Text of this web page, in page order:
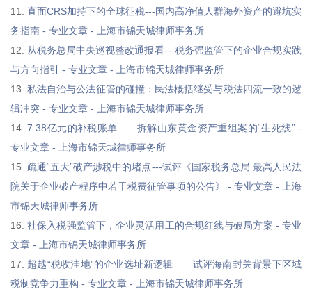
11. 直面CRS加持下的全球征税---国内高净值人群海外资产的避坑实
务指南 - 专业文章 - 上海市锦天城律师事务所
12.
从税务总局中央巡视整改通报看---税务强监管下的企业合规实践
与方向指引 - 专业文章 - 上海市锦天城律师事务所
13. 私法自治与公法征管的碰撞：民法概括继受与税法四流一致的逻
辑冲突 - 专业文章 - 上海市锦天城律师事务所
14.7.38亿元的补税账单——拆解山东黄金资产重组案的“生死线” -
专业文章 - 上海市锦天城律师事务所
15. 疏通“五大”破产涉税中的堵点---试评《国家税务总局 最高人民法
院关于企业破产程序中若干税费征管事项的公告》 - 专业文章 - 上海
市锦天城律师事务所
16.社保入税强监管下，企业灵活用工的合规红线与破局方案 - 专业
文章 - 上海市锦天城律师事务所
17.
超越“税收洼地”的企业选址新逻辑——试评海南封关背景下区域
税制竞争力重构 - 专业文章 - 上海市锦天城律师事务所